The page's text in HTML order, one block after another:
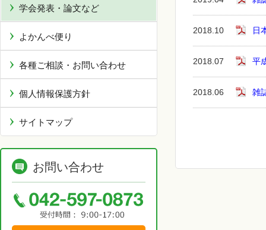
2018.10 日
2018.07 平
2018.06 雑
学会発表・論文など
よかんべ便り
各種ご相談・お問い合わせ
個人情報保護方針
サイトマップ
お問い合わせ